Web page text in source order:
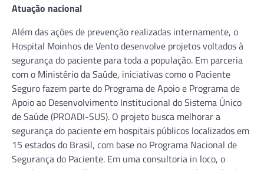
Atuação nacional
Além das ações de prevenção realizadas internamente, o
Hospital Moinhos de Vento desenvolve projetos voltados à
segurança do paciente para toda a população. Em parceria
com o Ministério da Saúde, iniciativas como o Paciente
Seguro fazem parte do Programa de Apoio e Programa de
Apoio ao Desenvolvimento Institucional do Sistema Único
de Saúde (PROADI-SUS). O projeto busca melhorar a
segurança do paciente em hospitais públicos localizados em
15 estados do Brasil, com base no Programa Nacional de
Segurança do Paciente. Em uma consultoria in loco, o